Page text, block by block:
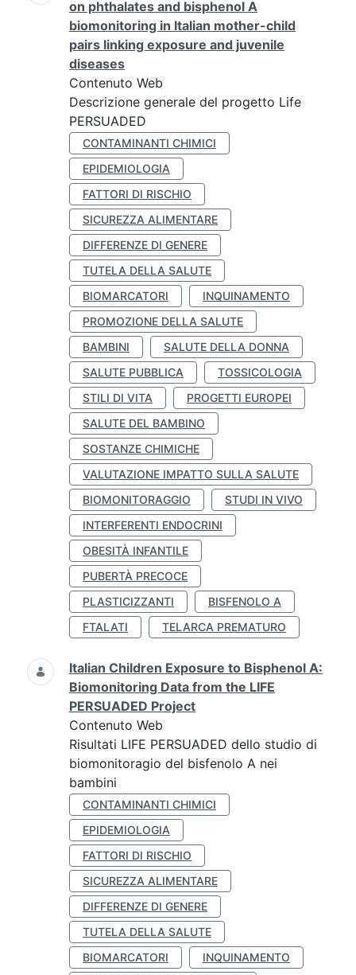
on phthalates and bisphenol A
biomonitoring in Italian mother-child
pairs linking exposure and juvenile
diseases
Contenuto Web
Descrizione generale del progetto Life
PERSUADED
CONTAMINANTI CHIMICI
EPIDEMIOLOGIA
FATTORI DI RISCHIO
SICUREZZA ALIMENTARE
DIFFERENZE DI GENERE
TUTELA DELLA SALUTE
BIOMARCATORI
INQUINAMENTO
PROMOZIONE DELLA SALUTE
BAMBINI
SALUTE DELLA DONNA
SALUTE PUBBLICA
TOSSICOLOGIA
STILI DI VITA
PROGETTI EUROPEI
SALUTE DEL BAMBINO
SOSTANZE CHIMICHE
VALUTAZIONE IMPATTO SULLA SALUTE
BIOMONITORAGGIO
STUDI IN VIVO
INTERFERENTI ENDOCRINI
OBESITÀ INFANTILE
PUBERTÀ PRECOCE
PLASTICIZZANTI
BISFENOLO A
FTALATI
TELARCA PREMATURO
Italian Children Exposure to Bisphenol A:
Biomonitoring Data from the LIFE
PERSUADED Project
Contenuto Web
Risultati LIFE PERSUADED dello studio di
biomonitoragio del bisfenolo A nei
bambini
CONTAMINANTI CHIMICI
EPIDEMIOLOGIA
FATTORI DI RISCHIO
SICUREZZA ALIMENTARE
DIFFERENZE DI GENERE
TUTELA DELLA SALUTE
BIOMARCATORI
INQUINAMENTO